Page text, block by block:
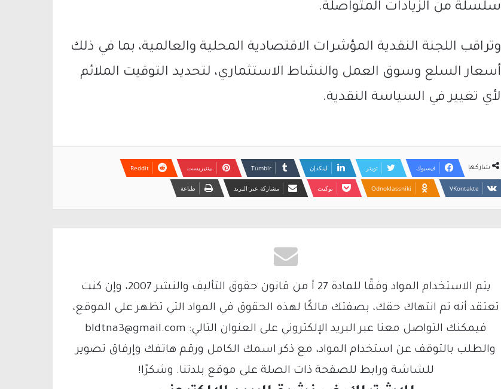
سلسلة من الزيادات المتواصلة.
وتراقب اللجنة النقدية المؤشرات الاقتصادية المحلية والعالمية، بما في ذلك
أسعار السلع وسوق العمل والنشاط الاستثماري، لتحديد التوقيت الملائم
لأي تغيير في السياسة النقدية.
شاركها فيسبوك تويتر لينكدإن بينتيريست
Odnoklassniki بوكيت مشاركة عبر البريد طباعة
يتم الاستخدام المواد وفقًا للمادة 27 أ من قانون حقوق التأليف والنشر 2007، وإن كنت
تعتقد أنه تم انتهاك حقك، بصفتك مالكًا لهذه الحقوق في المواد التي تظهر على الموقع،
فيمكنك التواصل معنا عبر البريد الإلكتروني على العنوان التالي: bldtna3@gmail.com
والطلب بالتوقف عن استخدام المواد، مع ذكر اسمك الكامل ورقم هاتفك وإرفاق تصوير
للشاشة ورابط للصفحة ذات الصلة على موقع بلدتنا. وشكرًا!